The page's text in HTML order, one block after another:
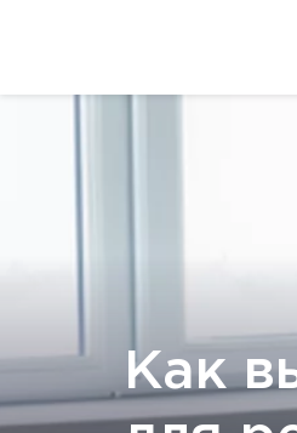
Как